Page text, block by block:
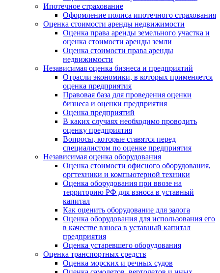
Ипотечное страхование
Оформление полиса ипотечного страхования
Оценка стоимости аренды недвижимости
Оценка права аренды земельного участка и
оценка стоимости аренды земли
Оценка стоимости права аренды
недвижимости
Независимая оценка бизнеса и предприятий
Отрасли экономики, в которых применяется
оценка предприятия
Правовая база для проведения оценки
бизнеса и оценки предприятия
Оценка предприятий
В каких случаях необходимо проводить
оценку предприятия
Вопросы, которые ставятся перед
специалистом по оценке предприятия
Независимая оценка оборудования
Оценка стоимости офисного оборудования,
оргтехники и компьютерной техники
Оценка оборудования при ввозе на
территорию РФ для взноса в уставный
капитал
Как оценить оборудование для залога
Оценка оборудования для использования его
в качестве взноса в уставный капитал
предприятия
Оценка устаревшего оборудования
Оценка транспортных средств
Оценка морских и речных судов